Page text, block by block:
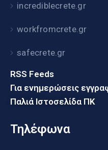
incrediblecrete.gr
workfromcrete.gr
safecrete.gr
RSS Feeds
Για ενημερώσεις
Παλιά Ιστοσελίδα ΠΚ
Τηλέφωνα